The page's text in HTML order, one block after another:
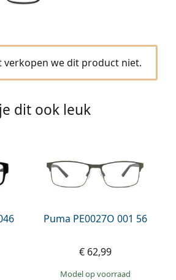
verkopen we dit product niet.
dit ook leuk
Puma PE0027O 001 56
€ 62,99
model op voorraad